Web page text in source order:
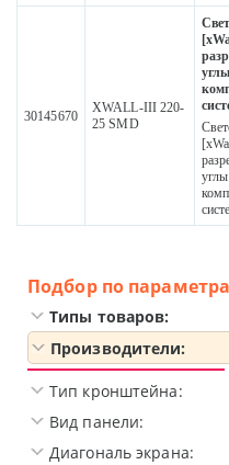
30145670
XWALL-III 220-
25 SMD
Подбор по
Типы товаров:
Производители:
Тип кронштейна:
Вид панели:
Диагональ экрана: